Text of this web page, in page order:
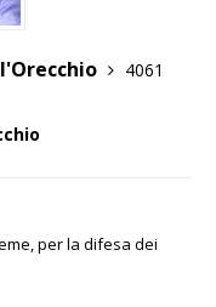
4061
per la difesa dei